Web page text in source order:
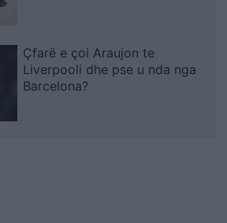
Çfarë e çoi Araujon te
Liverpooli dhe pse u nda nga
Barcelona?